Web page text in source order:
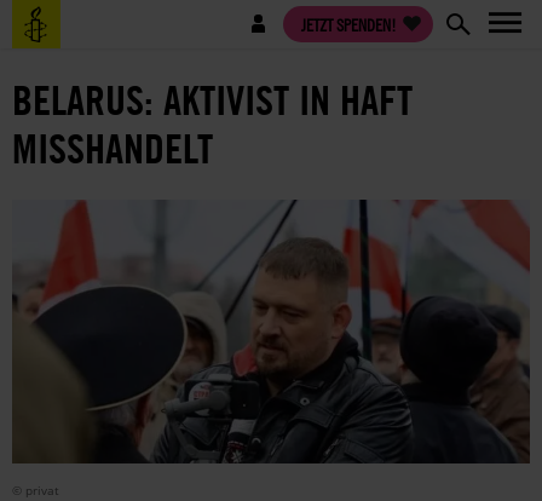
Direkt
zum
Benutzermenü JETZT SPENDEN!
BELARUS: AKTIVIST IN HAFT
MISSHANDELT
© privat